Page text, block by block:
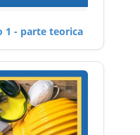
1 - parte teorica